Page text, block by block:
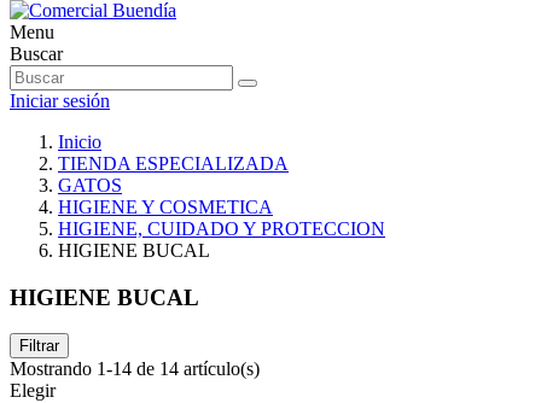
Menu
Buscar
Iniciar sesión
Inicio
TIENDA ESPECIALIZADA
GATOS
HIGIENE Y COSMETICA
HIGIENE, CUIDADO Y PROTECCION
HIGIENE BUCAL
HIGIENE BUCAL
Filtrar
Mostrando 1-14 de 14 artículo(s)
Elegir